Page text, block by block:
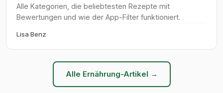
Alle Kategorien, die beliebtesten Rezepte mit
Bewertungen und wie der App-Filter funktioniert.
Lisa Benz
Alle Ernährung-Artikel →